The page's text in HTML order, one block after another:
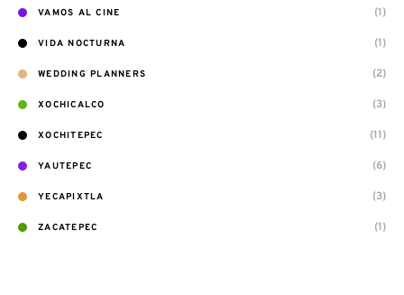
VAMOS AL CINE (1)
VIDA NOCTURNA (1)
WEDDING PLANNERS (2)
XOCHICALCO (3)
XOCHITEPEC (11)
YAUTEPEC (6)
YECAPIXTLA (3)
ZACATEPEC (1)